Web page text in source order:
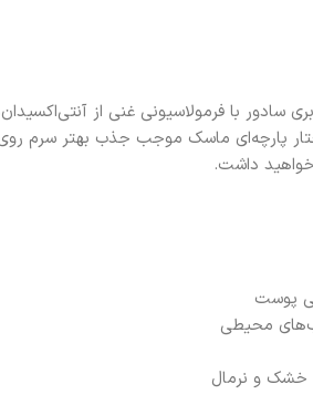
سادور با فرمولاسیونی غنی از
پارچه‌ای ماسک موجب جذب بهتر سرم
داشت.
پوست
محیطی
خشک و نرمال